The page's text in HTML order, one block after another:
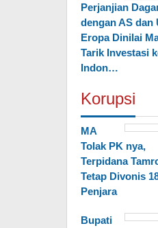
Perjanjian
dengan AS dan
Eropa Dinilai
Tarik Investasi
Indon…
Korupsi
MA
Tolak PK nya,
Terpidana
Tetap Divonis
Penjara
Bupati